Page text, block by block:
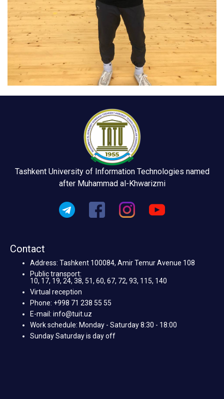
Tashkent University of Information Technologies named
after Muhammad al-Khwarizmi
Contact
Address: Tashkent 100084, Amir Temur Avenue 108
Public transport:
10, 17, 19, 24, 38, 51, 60, 67, 72, 93, 115, 140
Virtual reception
Phone: +998 71 238 55 55
E-mail: info@tuit.uz
Work schedule: Monday - Saturday 8:30 - 18:00
Sunday Saturday is day off